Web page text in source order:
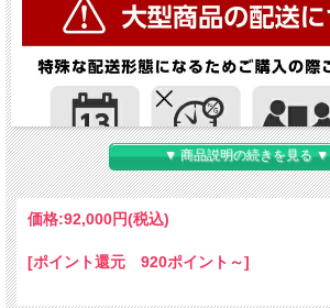
▼ 商品説明の続きを見る ▼
価格:92,000円(税込)
[ポイント還元 920ポイント～]